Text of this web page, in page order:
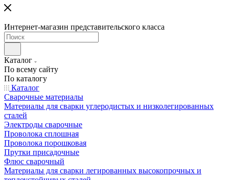
Интернет-магазин представительского класса
Каталог
По всему сайту
По каталогу
Каталог
Сварочные материалы
Материалы для сварки углеродистых и низколегированных
сталей
Электроды сварочные
Проволока сплошная
Проволока порошковая
Прутки присадочные
Флюс сварочный
Материалы для сварки легированных высокопрочных и